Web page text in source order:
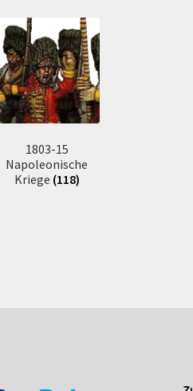
1803-15
Napoleonische
Kriege (118)